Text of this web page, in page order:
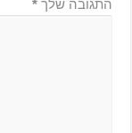
התגובה שלך *